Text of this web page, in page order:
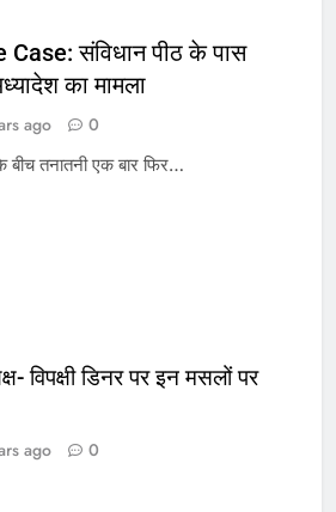
संविधान पीठ के पास
का मामला
ago 0
तनातनी एक बार फिर…
विपक्षी डिनर पर इन मसलों पर
ago 0